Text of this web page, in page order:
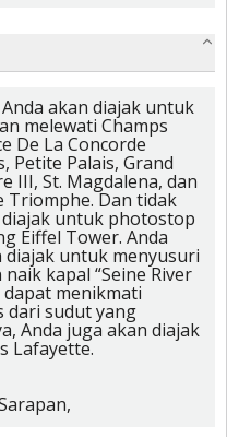
akan diajak untuk
melewati Champs
De La Concorde
Petite Palais, Grand
III, St. Magdalena, dan
Triomphe. Dan tidak
untuk photostop
Eiffel Tower. Anda
diajak untuk menyusuri
kapal “Seine River
dapat menikmati
dari sudut yang
Anda juga akan diajak
Lafayette.